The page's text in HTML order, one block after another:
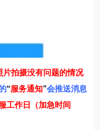
片拍摄没有问题的情况
“服务通知”会推送消息
工作日（加急时间